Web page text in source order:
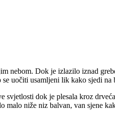
nebom. Dok je izlazilo iznad
uočiti usamljeni lik kako sjedi
dok je plesala kroz
malo niže niz balvan, van sjene